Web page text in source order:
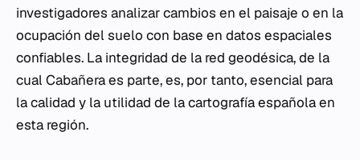
investigadores analizar cambios en el paisaje o en la
ocupación del suelo con base en datos espaciales
confiables. La integridad de la red geodésica, de la
cual Cabañera es parte, es, por tanto, esencial para
la calidad y la utilidad de la cartografía española en
esta región.